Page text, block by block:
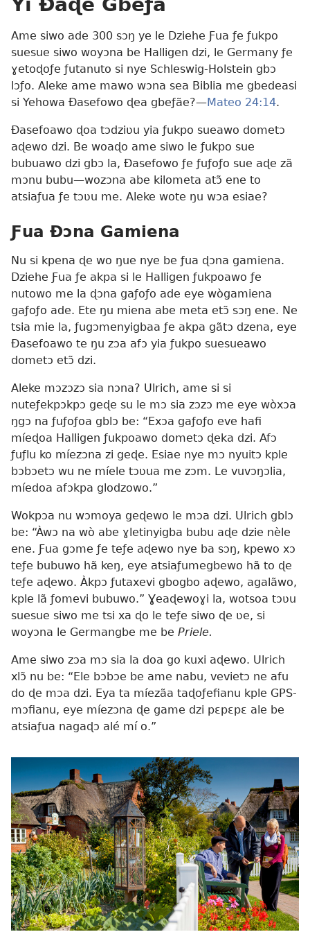
Ame siwo ade 300 sɔŋ ye le Dziehe Ƒua ƒe ƒukpo
suesue siwo woyɔna be Halligen dzi, le Germany ƒe
ɣetoɖoƒe ƒutanuto si nye Schleswig-Holstein gbɔ
lɔƒo. Aleke ame mawo wɔna sea Biblia me gbedeasi
si Yehowa Ðasefowo ɖea gbeƒãe?​—Mateo 24:14.
Ðasefoawo ɖoa tɔdziʋu yia ƒukpo sueawo dometɔ
aɖewo dzi. Be woaɖo ame siwo le ƒukpo sue
bubuawo dzi gbɔ la, Ðasefowo ƒe ƒuƒoƒo sue aɖe zã
mɔnu bubu​—wozɔna abe kilometa atɔ̃ ene to
atsiaƒua ƒe tɔʋu me. Aleke wote ŋu wɔa esiae?
Ƒua Ðɔna Gamiena
Nu si kpena ɖe wo ŋue nye be ƒua ɖɔna gamiena.
Dziehe Ƒua ƒe akpa si le Halligen ƒukpoawo ƒe
nutowo me la ɖɔna gaƒoƒo ade eye wògamiena
gaƒoƒo ade. Ete ŋu miena abe meta etɔ̃ sɔŋ ene. Ne
tsia mie la, ƒugɔmenyigbaa ƒe akpa gãtɔ dzena, eye
Ðasefoawo te ŋu zɔa afɔ yia ƒukpo suesueawo
dometɔ etɔ̃ dzi.
Aleke mɔzɔzɔ sia nɔna? Ulrich, ame si si
nuteƒekpɔkpɔ geɖe su le mɔ sia zɔzɔ me eye wòxɔa
ŋgɔ na ƒuƒoƒoa gblɔ be: “Exɔa gaƒoƒo eve hafi
míeɖoa Halligen ƒukpoawo dometɔ ɖeka dzi. Afɔ
ƒuƒlu ko míezɔna zi geɖe. Esiae nye mɔ nyuitɔ kple
bɔbɔetɔ wu ne míele tɔʋua me zɔm. Le vuvɔŋɔlia,
míedoa afɔkpa glodzowo.”
Wokpɔa nu wɔmoya geɖewo le mɔa dzi. Ulrich gblɔ
be: “Àwɔ na wò abe ɣletinyigba bubu aɖe dzie nèle
ene. Ƒua gɔme ƒe teƒe aɖewo nye ba sɔŋ, kpewo xɔ
teƒe bubuwo hã keŋ, eye atsiaƒumegbewo hã to ɖe
teƒe aɖewo. Àkpɔ ƒutaxevi gbogbo aɖewo, agalãwo,
kple lã ƒomevi bubuwo.” Ɣeaɖewoɣi la, wotsoa tɔʋu
suesue siwo me tsi xa ɖo le teƒe siwo ɖe ʋe, si
woyɔna le Germangbe me be Priele.
Ame siwo zɔa mɔ sia la doa go kuxi aɖewo. Ulrich
xlɔ̃ nu be: “Ele bɔbɔe be ame nabu, vevietɔ ne afu
do ɖe mɔa dzi. Eya ta míezãa taɖoƒefianu kple GPS-
mɔfianu, eye míezɔna ɖe game dzi pɛpɛpɛ ale be
atsiaƒua nagaɖɔ alé mí o.”